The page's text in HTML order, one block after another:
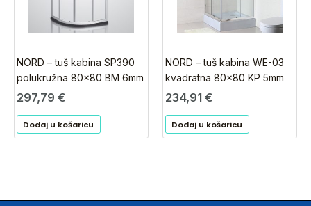
NORD – tuš kabina SP390
polukružna 80×80 BM 6mm
297,79 €
Dodaj u košaricu
NORD – tuš kabina WE-03
kvadratna 80×80 KP 5mm
234,91 €
Dodaj u košaricu